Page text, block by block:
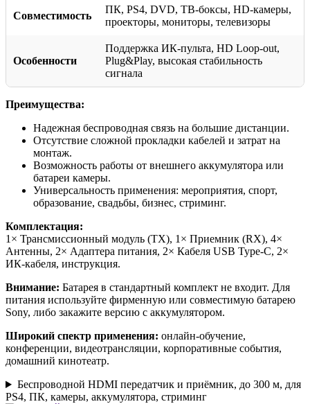
Совместимость
ПК, PS4, DVD, ТВ-боксы, HD-камеры,
проекторы, мониторы, телевизоры
Особенности
Поддержка ИК-пульта, HD Loop-out,
Plug&Play, высокая стабильность
сигнала
Преимущества:
Надежная беспроводная связь на большие дистанции.
Отсутствие сложной прокладки кабелей и затрат на
монтаж.
Возможность работы от внешнего аккумулятора или
батареи камеры.
Универсальность применения: мероприятия, спорт,
образование, свадьбы, бизнес, стриминг.
Комплектация:
1× Трансмиссионный модуль (TX), 1× Приемник (RX), 4×
Антенны, 2× Адаптера питания, 2× Кабеля USB Type-C, 2×
ИК-кабеля, инструкция.
Внимание: Батарея в стандартный комплект не входит. Для
питания используйте фирменную или совместимую батарею
Sony, либо закажите версию с аккумулятором.
Широкий спектр применения: онлайн-обучение,
конференции, видеотрансляции, корпоративные события,
домашний кинотеатр.
Беспроводной HDMI передатчик и приёмник, до 300 м, для
PS4, ПК, камеры, аккумулятора, стриминг